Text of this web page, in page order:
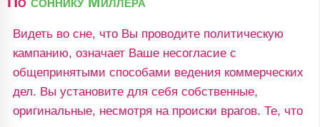
Видеть во сне, что Вы проводите политическую
кампанию, означает Ваше несогласие с
общепринятыми способами ведения коммерческих
дел. Вы установите для себя собственные,
оригинальные, несмотря на происки врагов. Те, что